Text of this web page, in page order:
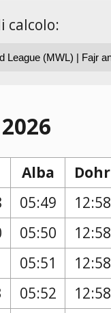
calcolo:
Alba Dohr
05:49 12:58
05:50 12:58
05:51 12:58
05:52 12:58